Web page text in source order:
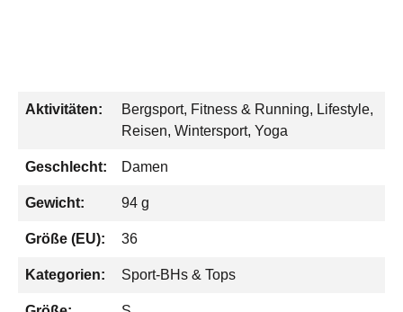
Aktivitäten:
Bergsport, Fitness & Running, Lifestyle,
Reisen, Wintersport, Yoga
Geschlecht: Damen
Gewicht: 94 g
Größe (EU): 36
Kategorien: Sport-BHs & Tops